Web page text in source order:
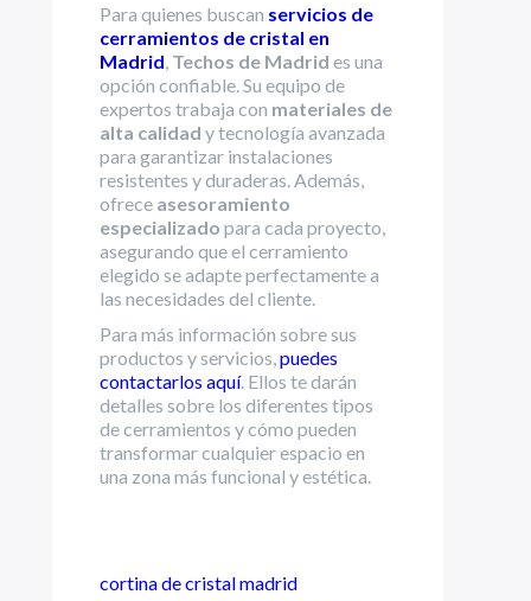
Para quienes buscan servicios de
cerramientos de cristal en
Madrid Techos de Madrid es una
opción confiable. Su equipo de
expertos trabaja con materiales de
alta calidad y tecnología avanzada
para garantizar instalaciones
resistentes y duraderas. Además,
ofrece asesoramiento
especializado para cada proyecto,
asegurando que el cerramiento
elegido se adapte perfectamente a
las necesidades del cliente.
Para más información sobre sus
productos y servicios, puedes
contactarlos aquí. Ellos te darán
detalles sobre los diferentes tipos
de cerramientos y cómo pueden
transformar cualquier espacio en
una zona más funcional y estética.
cortina de cristal madrid